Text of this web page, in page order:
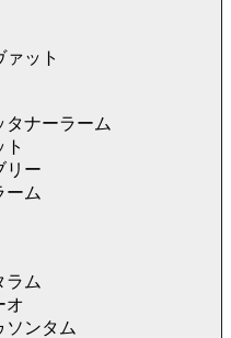
ット
タナーラーム
リー
ーム
ラム
オ
ソンタム